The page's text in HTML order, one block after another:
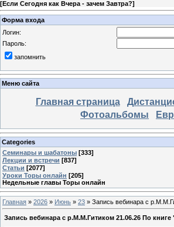
[Если Сегодня как Вчера - зачем Завтра?]
Форма входа
Логин:
Пароль:
запомнить
Меню сайта
Главная страница
Фотоальбомы
Categories
Семинары и шабатоны [333]
Лекции и встречи [837]
Статьи [2077]
Уроки Торы онлайн [205]
Недельные главы Торы онлайн
Главная » 2026 » Июнь » 23 » Запись вебинара с
Запись вебинара с р.М.М.Гитиком 21.06.26 По